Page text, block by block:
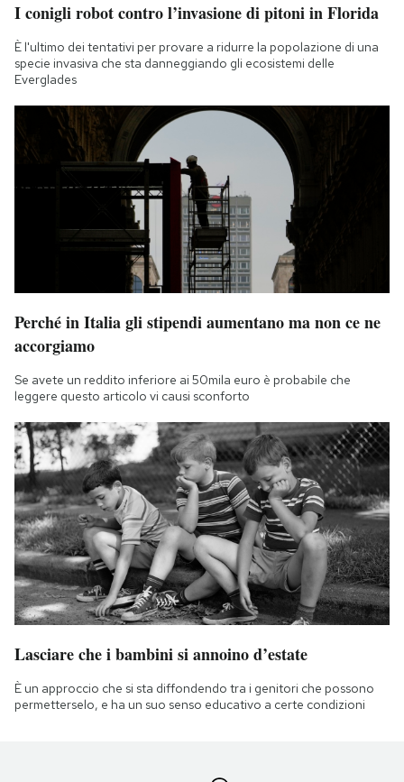
I conigli robot contro l’invasione di pitoni in Florida
È l'ultimo dei tentativi per provare a ridurre la popolazione di una
specie invasiva che sta danneggiando gli ecosistemi delle
Everglades
Perché in Italia gli stipendi aumentano ma non ce ne
accorgiamo
Se avete un reddito inferiore ai 50mila euro è probabile che
leggere questo articolo vi causi sconforto
Lasciare che i bambini si annoino d’estate
È un approccio che si sta diffondendo tra i genitori che possono
permetterselo, e ha un suo senso educativo a certe condizioni